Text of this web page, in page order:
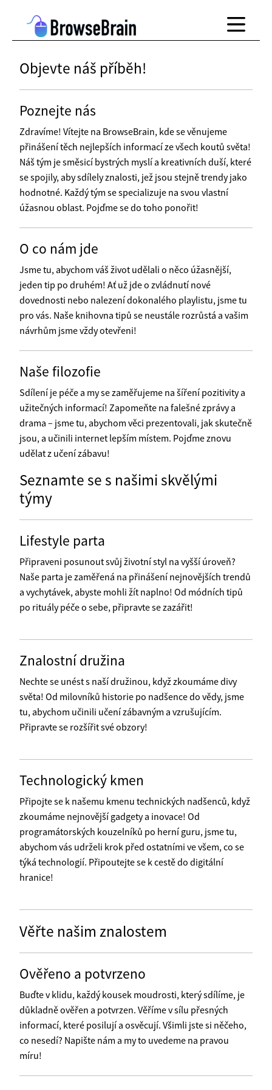
Objevte náš příběh!
Poznejte nás
Zdravíme! Vítejte na BrowseBrain, kde se věnujeme
přinášení těch nejlepších informací ze všech koutů světa!
Náš tým je směsicí bystrých myslí a kreativních duší, které
se spojily, aby sdílely znalosti, jež jsou stejně trendy jako
hodnotné. Každý tým se specializuje na svou vlastní
úžasnou oblast. Pojďme se do toho ponořit!
O co nám jde
Jsme tu, abychom váš život udělali o něco úžasnější,
jeden tip po druhém! Ať už jde o zvládnutí nové
dovednosti nebo nalezení dokonalého playlistu, jsme tu
pro vás. Naše knihovna tipů se neustále rozrůstá a vašim
návrhům jsme vždy otevřeni!
Naše filozofie
Sdílení je péče a my se zaměřujeme na šíření pozitivity a
užitečných informací! Zapomeňte na falešné zprávy a
drama – jsme tu, abychom věci prezentovali, jak skutečně
jsou, a učinili internet lepším místem. Pojďme znovu
udělat z učení zábavu!
Seznamte se s našimi skvělými
týmy
Lifestyle parta
Připraveni posunout svůj životní styl na vyšší úroveň?
Naše parta je zaměřená na přinášení nejnovějších trendů
a vychytávek, abyste mohli žít naplno! Od módních tipů
po rituály péče o sebe, připravte se zazářit!
Znalostní družina
Nechte se unést s naší družinou, když zkoumáme divy
světa! Od milovníků historie po nadšence do vědy, jsme
tu, abychom učinili učení zábavným a vzrušujícím.
Připravte se rozšířit své obzory!
Technologický kmen
Připojte se k našemu kmenu technických nadšenců, když
zkoumáme nejnovější gadgety a inovace! Od
programátorských kouzelníků po herní guru, jsme tu,
abychom vás udrželi krok před ostatními ve všem, co se
týká technologií. Připoutejte se k cestě do digitální
hranice!
Věřte našim znalostem
Ověřeno a potvrzeno
Buďte v klidu, každý kousek moudrosti, který sdílíme, je
důkladně ověřen a potvrzen. Věříme v sílu přesných
informací, které posilují a osvěcují. Všimli jste si něčeho,
co nesedí? Napište nám a my to uvedeme na pravou
míru!